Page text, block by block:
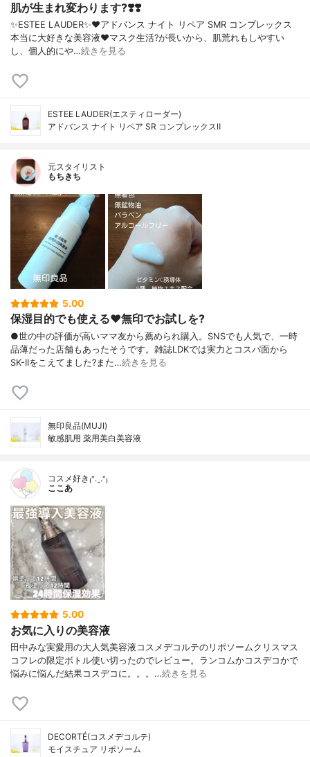
肌が生まれ変わります?❣️❣️
✨ESTEE LAUDER✨❤︎アドバンス ナイト リペア SMR コンプレックス
本当に大好きな美容液❤️マスク生活?が長いから、肌荒れもしやすい
し、個人的にや…続きを見る
ESTEE LAUDER(エスティローダー)
アドバンス ナイト リペア SR コンプレックスⅡ
元スタイリスト
もちきち
5.00
保湿目的でも使える♥️無印でお試しを?
●世の中の評価が高いママ友から薦められ購入。SNSでも人気で、一時
品薄だった店舗もあったそうです。雑誌LDKでは実力とコスパ面から
SK-IIをこえてました?また…続きを見る
無印良品(MUJI)
敏感肌用 薬用美白美容液
コスメ好き₍ᐢ.ˬ.ᐢ₎
ここあ
5.00
お気に入りの美容液
田中みな実愛用の大人気美容液コスメデコルテのリポソームクリスマス
コフレの限定ボトル使い切ったのでレビュー。ランコムかコスデコかで
悩みに悩んだ結果コスデコに。。。…続きを見る
DECORTÉ(コスメデコルテ)
モイスチュア リポソーム